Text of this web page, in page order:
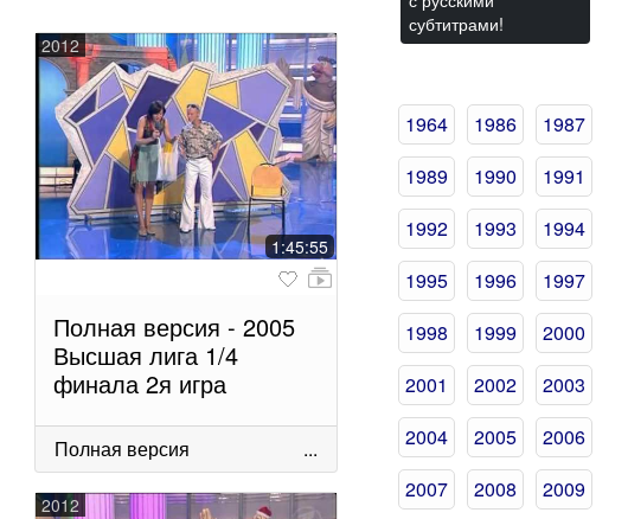
2012
1:45:55
Полная версия - 2005
Высшая лига 1/4
финала 2я игра
Полная версия ...
2012
субтитрами!
1964 1986
1987
1989
1990
1991
1992
1993
1994
1995
1996
1997
1998
1999
2000
2001
2002
2003
2004
2005
2006
2007
2008
2009